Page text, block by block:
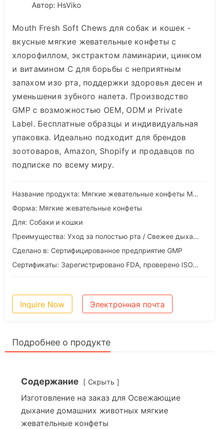
Автор: HsViko
Mouth Fresh Soft Chews для собак и кошек -
вкусные мягкие жевательные конфеты с
хлорофиллом, экстрактом ламинарии, цинком
и витамином С для борьбы с неприятным
запахом изо рта, поддержки здоровья десен и
уменьшения зубного налета. Производство
GMP с возможностью OEM, ODM и Private
Label. Бесплатные образцы и индивидуальная
упаковка. Идеально подходит для брендов
зоотоваров, Amazon, Shopify и продавцов по
подписке по всему миру.
Название продукта: Мягкие жевательные конфеты Mouth Fresh
Форма: Мягкие жевательные конфеты
Для: Собаки и кошки
Преимущества: Уход за полостью рта / Свежее дыхание / Поддержка десен
Сделано в: Сертифицированное предприятие GMP
Сертификаты: Зарегистрировано FDA, проверено ISO, SGS, соответствует требованиям ЕС по экспорту.
Inquire Now Электронная почта
Подробнее о продукте
Содержание Скрыть
Изготовление на заказ для Освежающие
дыхание домашних животных мягкие
жевательные конфеты